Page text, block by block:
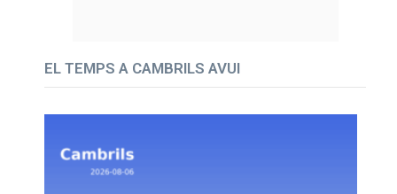
EL TEMPS A CAMBRILS AVUI